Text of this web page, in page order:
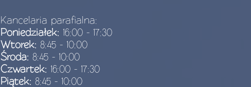
Kancelaria parafialna:
Poniedziałek: 16:00 - 17:30
Wtorek: 8:45 - 10:00
Środa: 8:45 - 10:00
Czwartek: 16:00 - 17:30
Piątek: 8:45 - 10:00